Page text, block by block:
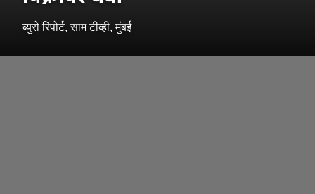
ब्युरो रिपोर्ट, साम टीव्ही, मुंबई